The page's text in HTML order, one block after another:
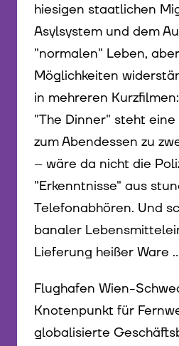
hiesigen staatlichen
Asylsystem und dem
"normalen" Leben,
Möglichkeiten
in mehreren
"The Dinner" steht
zum Abendessen zu
– wäre da nicht die
"Erkenntnisse" aus
Telefonabhören. Und
banaler
Lieferung heißer Ware
Flughafen Wien-
Knotenpunkt für
globalisierte